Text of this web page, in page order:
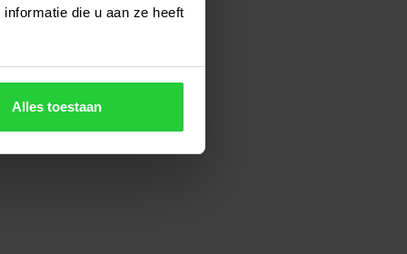
die u aan ze heeft
Alles toestaan